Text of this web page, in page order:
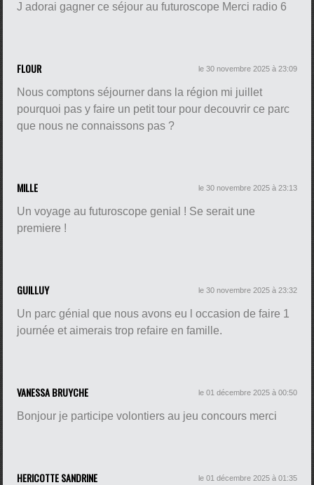
J adorai gagner ce séjour au futuroscope Merci radio 6
FLOUR le 30 novembre 2025 à 23:09
Nous comptons séjourner dans la région mi juillet
pourquoi pas y faire un petit tour pour decouvrir ce parc
que nous ne connaissons pas ?
MILLE le 30 novembre 2025 à 23:13
Un voyage au futuroscope genial ! Se serait une
premiere !
GUILLUY le 30 novembre 2025 à 23:32
Un parc génial que nous avons eu l occasion de faire 1
journée et aimerais trop refaire en famille.
VANESSA BRUYCHE le 01 décembre 2025 à 00:50
Bonjour je participe volontiers au jeu concours merci
HERICOTTE SANDRINE le 01 décembre 2025 à 01:35